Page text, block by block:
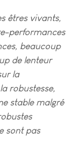
êtres vivants,
performances
beaucoup
de lenteur
la
robustesse,
stable malgré
sont pas